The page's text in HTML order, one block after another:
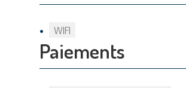
WIFI
Paiements